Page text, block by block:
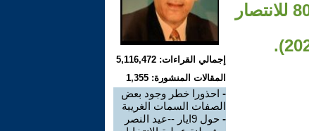
عوامل الانتصار على الفاشية الالمانيه ( بمناسبة الذكري ال 80 للانتصار
إجمالي القراءات: 5,116,472
المقالات المنشورة: 1,355
- احذورا خطر وجود بعض
الصفات السمات الغريبة
- حول 9ايار --عيد النصر